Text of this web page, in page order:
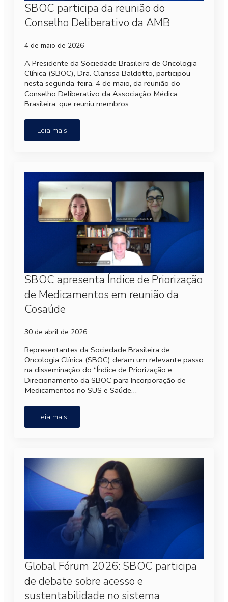
SBOC participa da reunião do
Conselho Deliberativo da AMB
4 de maio de 2026
A Presidente da Sociedade Brasileira de Oncologia
Clínica (SBOC), Dra. Clarissa Baldotto, participou
nesta segunda-feira, 4 de maio, da reunião do
Conselho Deliberativo da Associação Médica
Brasileira, que reuniu membros…
Leia mais
SBOC apresenta Índice de Priorização
de Medicamentos em reunião da
Cosaúde
30 de abril de 2026
Representantes da Sociedade Brasileira de
Oncologia Clínica (SBOC) deram um relevante passo
na disseminação do “Índice de Priorização e
Direcionamento da SBOC para Incorporação de
Medicamentos no SUS e Saúde…
Leia mais
Global Fórum 2026: SBOC participa
de debate sobre acesso e
sustentabilidade no sistema